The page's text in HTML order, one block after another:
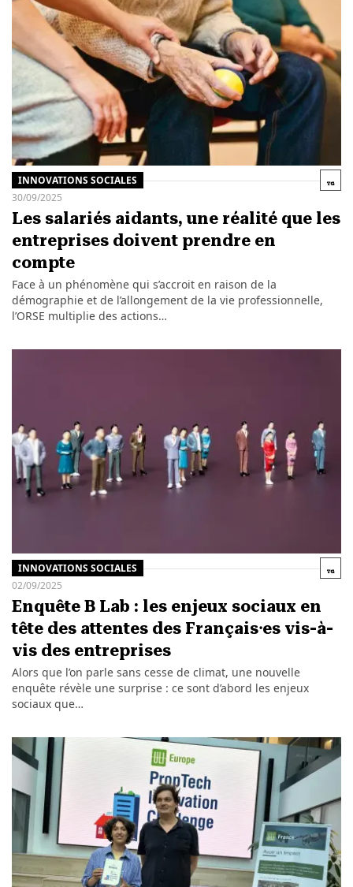
INNOVATIONS SOCIALES
30/09/2025
Les salariés aidants, une réalité que les
entreprises doivent prendre en
compte
Face à un phénomène qui s’accroit en raison de la
démographie et de l’allongement de la vie professionnelle,
l’ORSE multiplie des actions…
INNOVATIONS SOCIALES
02/09/2025
Enquête B Lab : les enjeux sociaux en
tête des attentes des Français⸱es vis-à-
vis des entreprises
Alors que l’on parle sans cesse de climat, une nouvelle
enquête révèle une surprise : ce sont d’abord les enjeux
sociaux que…